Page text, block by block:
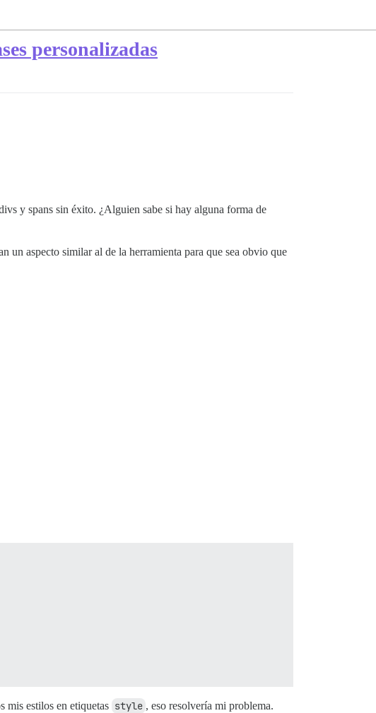
personalizadas
y spans sin éxito. ¿Alguien sabe si hay alguna forma de
un aspecto similar al de la herramienta para que sea obvio que
mis estilos en etiquetas style , eso resolvería mi problema.